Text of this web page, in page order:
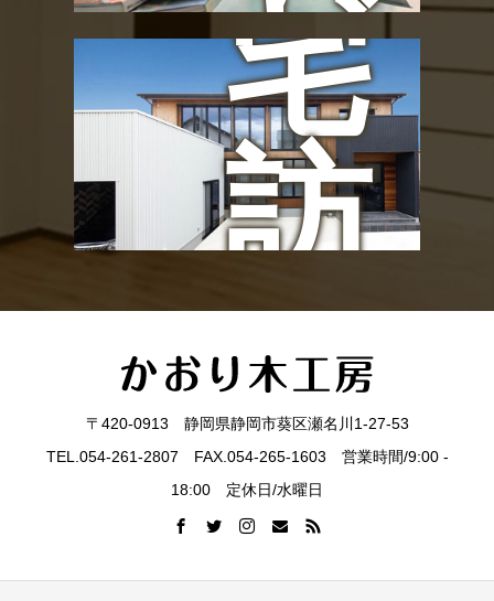
ゼ
ン
ト
宅
訪
問
見
〒420-0913 静岡県静岡市葵区瀬名川1-27-53
TEL.054-261-2807 FAX.054-265-1603 営業時間/9:00 -
18:00 定休日/水曜日